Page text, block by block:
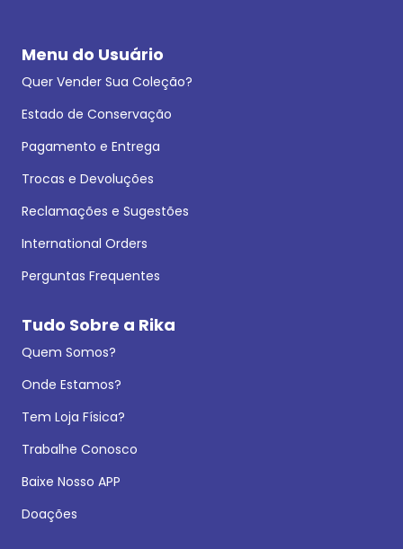
Menu do Usuário
Quer Vender Sua Coleção?
Estado de Conservação
Pagamento e Entrega
Trocas e Devoluções
Reclamações e Sugestões
International Orders
Perguntas Frequentes
Tudo Sobre a Rika
Quem Somos?
Onde Estamos?
Tem Loja Física?
Trabalhe Conosco
Baixe Nosso APP
Doações